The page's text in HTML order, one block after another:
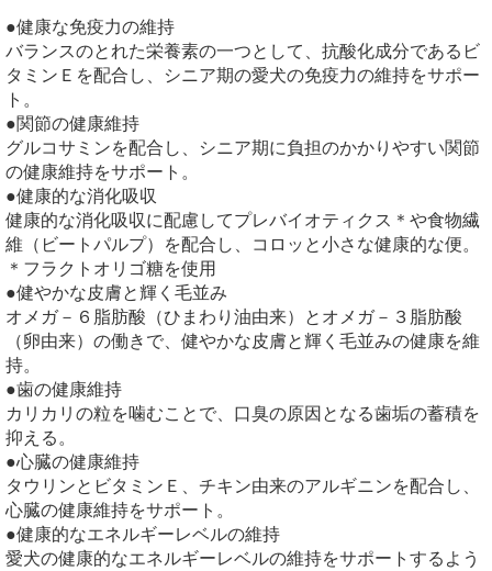
●健康な免疫力の維持
バランスのとれた栄養素の一つとして、抗酸化成分であるビ
タミンＥを配合し、シニア期の愛犬の免疫力の維持をサポー
ト。
●関節の健康維持
グルコサミンを配合し、シニア期に負担のかかりやすい関節
の健康維持をサポート。
●健康的な消化吸収
健康的な消化吸収に配慮してプレバイオティクス＊や食物繊
維（ビートパルプ）を配合し、コロッと小さな健康的な便。
＊フラクトオリゴ糖を使用
●健やかな皮膚と輝く毛並み
オメガ－６脂肪酸（ひまわり油由来）とオメガ－３脂肪酸
（卵由来）の働きで、健やかな皮膚と輝く毛並みの健康を維
持。
●歯の健康維持
カリカリの粒を噛むことで、口臭の原因となる歯垢の蓄積を
抑える。
●心臓の健康維持
タウリンとビタミンＥ、チキン由来のアルギニンを配合し、
心臓の健康維持をサポート。
●健康的なエネルギーレベルの維持
愛犬の健康的なエネルギーレベルの維持をサポートするよう